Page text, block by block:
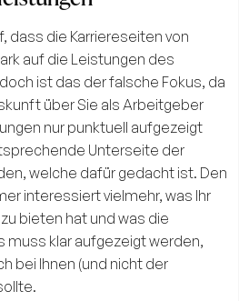
dass die Karriereseiten von
auf die Leistungen des
ist das der falsche Fokus, da
über Sie als Arbeitgeber
nur punktuell aufgezeigt
Unterseite der
welche dafür gedacht ist. Den
interessiert vielmehr, was Ihr
bieten hat und was die
muss klar aufgezeigt werden,
bei Ihnen (und nicht der